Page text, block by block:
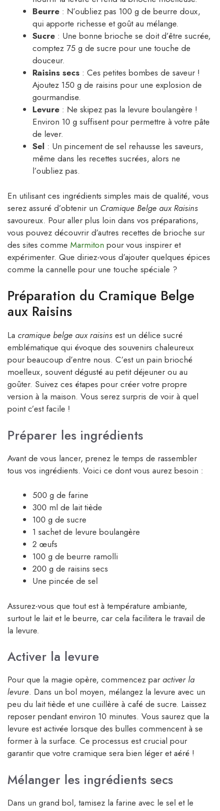
Beurre : N’oubliez pas 100 g de beurre doux,
qui apporte richesse et goût au mélange.
Sucre : Une bonne brioche se doit d’être sucrée,
comptez 75 g de sucre pour une touche de
douceur.
Raisins secs : Ces petites bombes de saveur !
Ajoutez 150 g de raisins pour une explosion de
gourmandise.
Levure : Ne skipez pas la levure boulangère !
Environ 10 g suffisent pour permettre à votre pâte
de lever.
Sel : Un pincement de sel rehausse les saveurs,
même dans les recettes sucrées, alors ne
l’oubliez pas.
En utilisant ces ingrédients simples mais de qualité, vous
serez assuré d’obtenir un Cramique Belge aux Raisins
savoureux. Pour aller plus loin dans vos préparations,
vous pouvez découvrir d’autres recettes de brioche sur
des sites comme Marmiton pour vous inspirer et
expérimenter. Que diriez-vous d’ajouter quelques épices
comme la cannelle pour une touche spéciale ?
Préparation du Cramique Belge
aux Raisins
La cramique belge aux raisins est un délice sucré
emblématique qui évoque des souvenirs chaleureux
pour beaucoup d’entre nous. C’est un pain brioché
moelleux, souvent dégusté au petit déjeuner ou au
goûter. Suivez ces étapes pour créer votre propre
version à la maison. Vous serez surpris de voir à quel
point c’est facile !
Préparer les ingrédients
Avant de vous lancer, prenez le temps de rassembler
tous vos ingrédients. Voici ce dont vous aurez besoin :
500 g de farine
300 ml de lait tiède
100 g de sucre
1 sachet de levure boulangère
2 œufs
100 g de beurre ramolli
200 g de raisins secs
Une pincée de sel
Assurez-vous que tout est à température ambiante,
surtout le lait et le beurre, car cela facilitera le travail de
la levure.
Activer la levure
Pour que la magie opère, commencez par activer la
levure. Dans un bol moyen, mélangez la levure avec un
peu du lait tiède et une cuillère à café de sucre. Laissez
reposer pendant environ 10 minutes. Vous saurez que la
levure est activée lorsque des bulles commencent à se
former à la surface. Ce processus est crucial pour
garantir que votre cramique sera bien léger et aéré !
Mélanger les ingrédients secs
Dans un grand bol, tamisez la farine avec le sel et le